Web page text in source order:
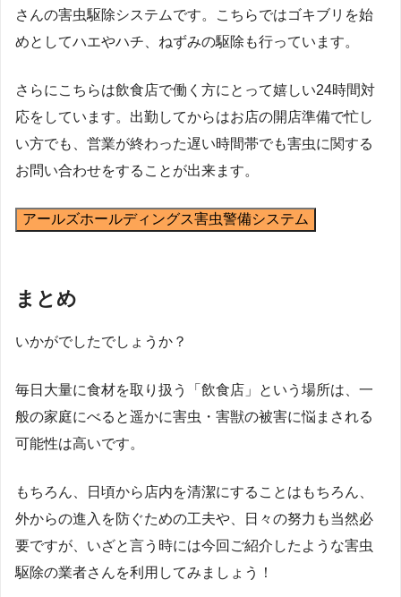
さんの害虫駆除システムです。こちらではゴキブリを始
めとしてハエやハチ、ねずみの駆除も行っています。
さらにこちらは飲食店で働く方にとって嬉しい24時間対
応をしています。出勤してからはお店の開店準備で忙し
い方でも、営業が終わった遅い時間帯でも害虫に関する
お問い合わせをすることが出来ます。
アールズホールディングス害虫警備システム
まとめ
いかがでしたでしょうか？
毎日大量に食材を取り扱う「飲食店」という場所は、一
般の家庭にべると遥かに害虫・害獣の被害に悩まされる
可能性は高いです。
もちろん、日頃から店内を清潔にすることはもちろん、
外からの進入を防ぐための工夫や、日々の努力も当然必
要ですが、いざと言う時には今回ご紹介したような害虫
駆除の業者さんを利用してみましょう！